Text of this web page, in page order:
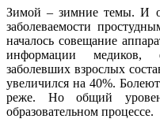
Зимой – зимние темы. И
заболеваемости
началось совещание
информации медиков,
заболевших взрослых
увеличился на 40%.
реже. Но общий
образовательном процессе.